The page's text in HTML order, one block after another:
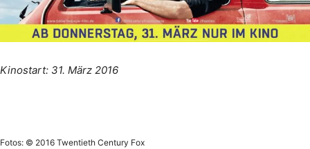
Kinostart: 31. März 2016
Fotos: © 2016 Twentieth Century Fox